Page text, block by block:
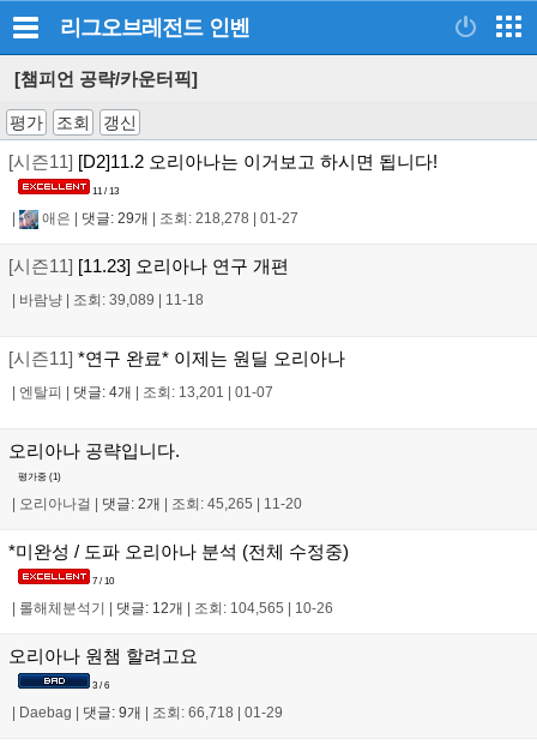
리그오브레전드 인벤
[챔피언 공략/카운터픽]
평가 조회 갱신
[시즌11] [D2]11.2 오리아나는 이거보고 하시면 됩니다!
11 / 13
애은 댓글: 29개 조회: 218,278 01-27
[시즌11] [11.23] 오리아나 연구 개편
바람냥 조회: 39,089 11-18
[시즌11] *연구 완료* 이제는 원딜 오리아나
엔탈피 댓글: 4개 조회: 13,201 01-07
오리아나 공략입니다.
평가중 (1)
| 오리아나걸 | 댓글: 2개 | 조회: 45,265 | 11-20
*미완성 / 도파 오리아나 분석 (전체 수정중)
7 / 10
롤해체분석기 댓글: 12개 조회: 104,565 10-26
오리아나 원챔 할려고요
3 / 6
Daebag 댓글: 9개 조회: 66,718 01-29